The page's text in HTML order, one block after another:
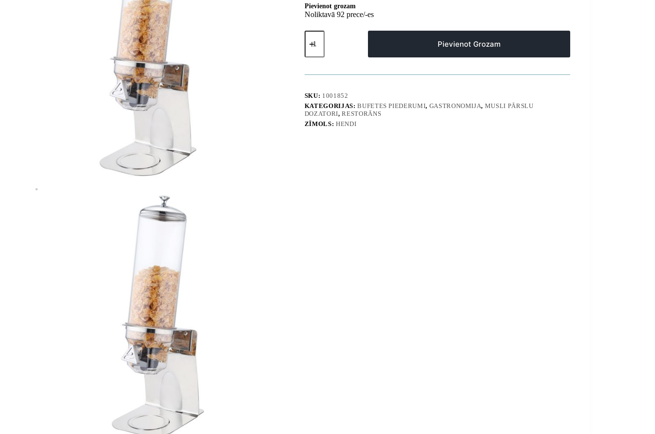
Pievienot grozam
Noliktavā 92 prece/-es
Mūsli
un
pārslu
4L
Hendi
557402
daudzums
Pievienot Grozam
SKU: 1001852
KATEGORIJAS:BUFETES PIEDERUMI, GASTRONOMIJA, MUSLI PĀRSLU
DOZATORI,RESTORĀNS
ZĪMOLS: HENDI